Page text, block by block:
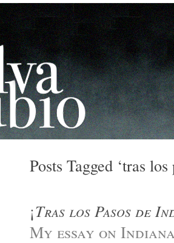
Posts Tagged ‘tras
¡Tras los Pasos de
My essay on